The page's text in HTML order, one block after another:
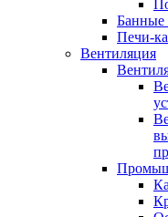
Банные
Печи-
Вентиляция